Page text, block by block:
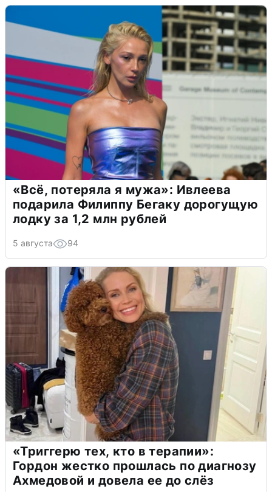
«Всё, потеряла я мужа»: Ивлеева
подарила Филиппу Бегаку дорогущую
лодку за 1,2 млн рублей
5 августа 94
«Триггерю тех, кто в терапии»:
Гордон жестко прошлась по диагнозу
Ахмедовой и довела ее до слёз